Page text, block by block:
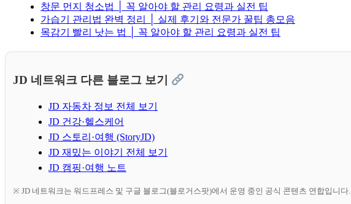
창문 먼지 청소법 │ 꼭 알아야 할 관리 요령과 실전 팁
가습기 관리법 완벽 정리 │ 실제 후기와 전문가 꿀팁 총모음
목감기 빨리 낫는 법 │ 꼭 알아야 할 관리 요령과 실전 팁
JD 네트워크 다른 블로그 보기
JD 자동차 정보 전체 보기
JD 건강·헬스케어
JD 스토리·여행 (StoryJD)
JD 재밌는 이야기 전체 보기
JD 캠핑·여행 노트
※ JD 네트워크는 워드프레스 및 구글 블로그(블로거스팟)에서 운영 중인 공식 콘텐츠 연합입니다.